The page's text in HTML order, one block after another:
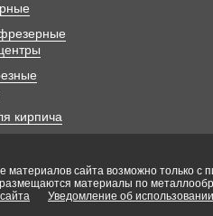
кирпича
сайта возможно только с
размещаются материалы по
Уведомление об